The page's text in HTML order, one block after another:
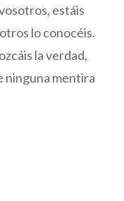
estáis
lo conocéis.
la verdad,
ninguna mentira